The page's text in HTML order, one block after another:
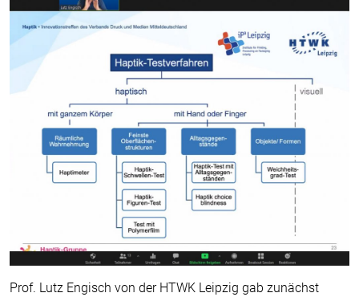
Prof. Lutz Engisch von der HTWK Leipzig gab zunächst